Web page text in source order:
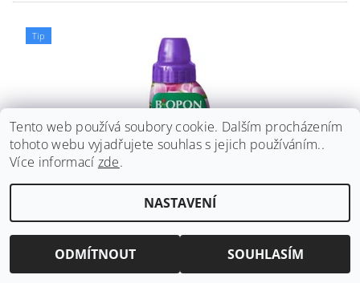
Tip
BOPON GELOVÝ - ORCHIDEJE 250 ML BROS
61 Kč
Tento web používá soubory cookie. Dalším procházením
tohoto webu vyjadřujete souhlas s jejich používáním..
Více informací zde.
NASTAVENÍ
ODMÍTNOUT SOUHLASÍM